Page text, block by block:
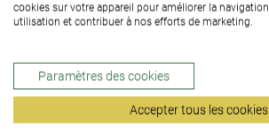
cookies sur votre appareil pour améliorer la
utilisation et contribuer à nos efforts de marketing.
Paramètres des cookies
Accepter tous les cookies